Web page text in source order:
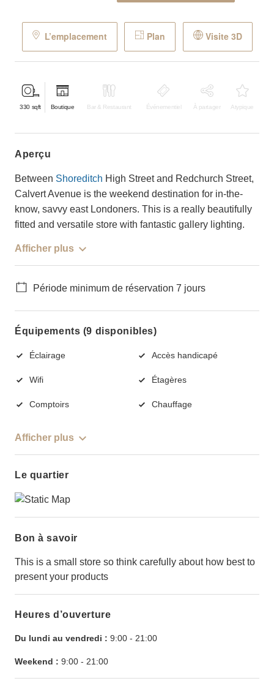
L’emplacement Plan Visite 3D
330 sqft Boutique Bar & Restaurant Événementiel À partager Atypique
aperçu
Between Shoreditch High Street and Redchurch Street,
Calvert Avenue is the weekend destination for in-the-
know, savvy east Londoners. This is a really beautifully
fitted and versatile store with fantastic gallery lighting.
Afficher plus
Période minimum de réservation 7 jours
Équipements (9 disponibles)
Éclairage Accès handicapé
Wifi Étagères
Comptoirs Chauffage
Afficher plus
Le quartier
Bon à savoir
This is a small store so think carefully about how best to
present your products
Heures d’ouverture
Du lundi au vendredi : 9:00 - 21:00
Weekend : 9:00 - 21:00